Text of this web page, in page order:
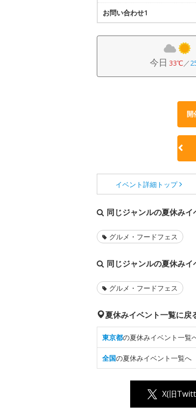
お問い合わせ1
今日 33℃／
開
イベント詳細 トップ
同じジャンルの夏休みイ
グルメ・フードフェス
同じジャンルの夏休みイ
グルメ・フードフェス
夏休みイベント一覧に戻
東京都の夏休みイベント一覧
全国の夏休みイベント一覧へ
X(旧